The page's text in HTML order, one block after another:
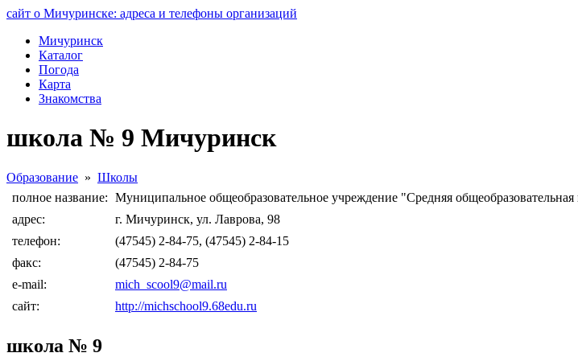
сайт о Мичуринске: адреса и телефоны организаций
Мичуринск
Каталог
Погода
Карта
Знакомства
школа № 9 Мичуринск
Образование » Школы
полное название: Муниципальное общеобразовательное учреждение "Средняя
адрес:
г. Мичуринск, ул. Лаврова, 98
телефон:
(47545) 2-84-75, (47545) 2-84-15
факс:
(47545) 2-84-75
e-mail:
mich_scool9@mail.ru
сайт:
http://michschool9.68edu.ru
школа № 9